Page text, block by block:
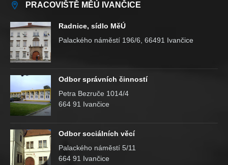
PRACOVIŠTĚ MĚÚ IVANČICE
Radnice, sídlo MěÚ
Palackého náměstí 196/6, 66491 Ivančice
Odbor správních činností
Petra Bezruče 1014/4
664 91 Ivančice
Odbor sociálních věcí
Palackého náměstí 5/11
664 91 Ivančice